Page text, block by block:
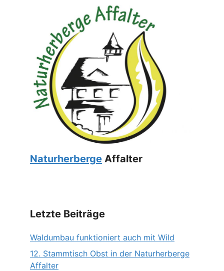
Naturherberge Affalter
Letzte Beiträge
Waldumbau funktioniert auch mit Wild
12. Stammtisch Obst in der Naturherberge
Affalter